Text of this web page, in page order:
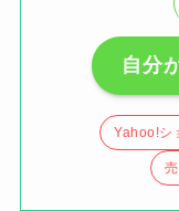
自分
Yahoo!シ